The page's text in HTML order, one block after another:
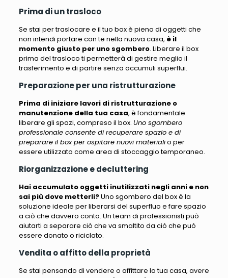
Prima di un trasloco
Se stai per traslocare e il tuo box è pieno di oggetti che
non intendi portare con te nella nuova casa, è il
momento giusto per uno sgombero. Liberare il box
prima del trasloco ti permetterà di gestire meglio il
trasferimento e di partire senza accumuli superflui.
Preparazione per una ristrutturazione
Prima di iniziare lavori di ristrutturazione o
manutenzione della tua casa, è fondamentale
liberare gli spazi, compreso il box. Uno sgombero
professionale consente di recuperare spazio e di
preparare il box per ospitare nuovi materialio per
essere utilizzato come area di stoccaggio temporaneo.
Riorganizzazione e decluttering
Hai accumulato oggetti inutilizzati negli anni e non
sai più dove metterli?Uno sgombero del boxè la
soluzione ideale per liberarsi del superfluo e fare spazio
a ciò che davvero conta. Un team di professionisti può
aiutarti a separare ciò che va smaltito da ciò che può
essere donato o riciclato.
Vendita o affitto della proprietà
Se stai pensando di vendere o affittare la tua casa, avere